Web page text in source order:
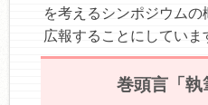
を考えるシンポジウム
広報することにしていま
巻頭言「執